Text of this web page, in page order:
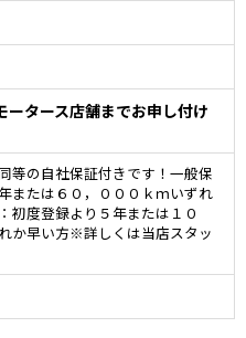
ータース店舗までお申し付け
等の自社保証付きです！一般保
または６０，０００ｋｍいずれ
初度登録より５年または１０
か早い方※詳しくは当店スタッ